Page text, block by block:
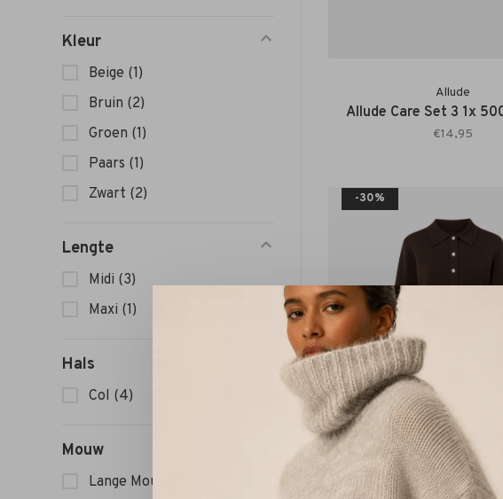
Kleur
Beige (1)
Bruin (2)
Groen (1)
Paars (1)
Zwart (2)
Lengte
Midi (3)
Maxi (1)
Hals
Col (4)
Mouw
Lange Mouw
Allude
Allude Care Set 3 1x
€14,95
-30%